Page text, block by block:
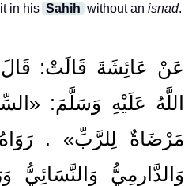
in his Sahih without an isnad.
عَنْ عَائِشَةَ قَالَتْ:
اللَّهُ عَلَيْهِ وَسَلَّمَ:
مَرْضَاةٌ لِلرَّبِّ» .
وَالدَّارِمِيُّ وَالنَّسَائِيُّ